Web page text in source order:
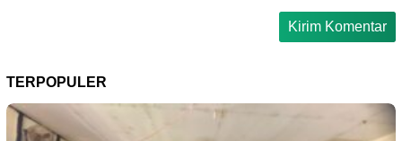
TERPOPULER